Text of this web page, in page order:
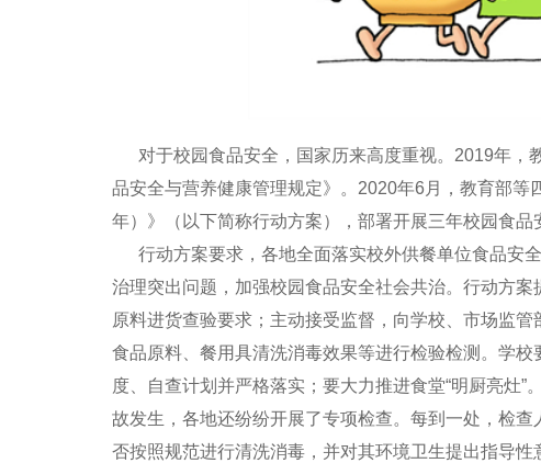
对于校园食品安全，国家历来高度重视。2019年，
品安全与营养健康管理规定》。2020年6月，教育部
年）》（以下简称行动方案），部署开展三年校园食品
行动方案要求，各地全面落实校外供餐单位食品安
治理突出问题，加强校园食品安全社会共治。行动方
原料进货查验要求；主动接受监督，向学校、市场监
食品原料、餐用具清洗消毒效果等进行检验检测。学
度、自查计划并严格落实；要大力推进食堂“明厨亮灶
故发生，各地还纷纷开展了专项检查。每到一处，检
否按照规范进行清洗消毒，并对其环境卫生提出指导